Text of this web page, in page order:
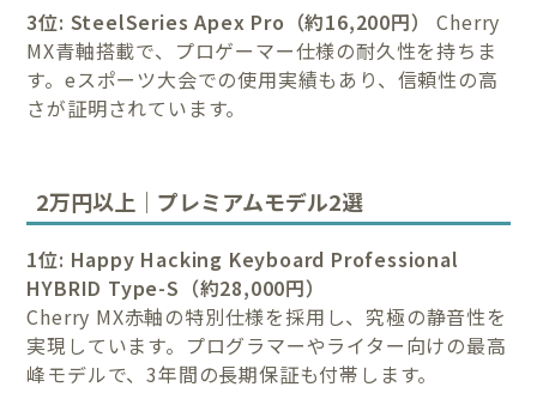
3位: SteelSeries Apex Pro（約16,200円）
Cherry
MX青軸搭載で、プロゲーマー仕様の耐久性を持ちま
す。eスポーツ大会での使用実績もあり、信頼性の高
さが証明されています。
2万円以上｜プレミアムモデル2選
1位: Happy Hacking Keyboard Professional
HYBRID Type-S（約28,000円）
Cherry MX赤軸の特別仕様を採用し、究極の静音性を
実現しています。プログラマーやライター向けの最高
峰モデルで、3年間の長期保証も付帯します。